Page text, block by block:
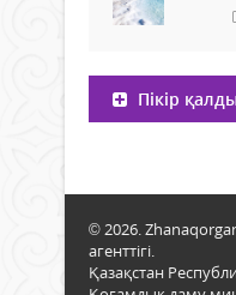
Пікір
© 2026.
агенттігі.
Қазақстан